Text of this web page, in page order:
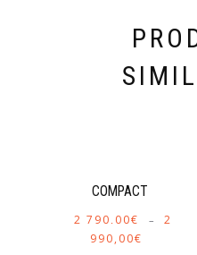
COMPACT
2 790,00€ –
2
990,00€